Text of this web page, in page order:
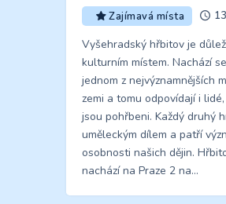
Zajímavá místa
Vyšehradský hřbitov je
kulturním místem. Nachází
jednom z nejvýznamnějších
zemi a tomu odpovídají i
jsou pohřbeni. Každý druhý
uměleckým dílem a patří
osobnosti našich dějin.
nachází na Praze 2 na…